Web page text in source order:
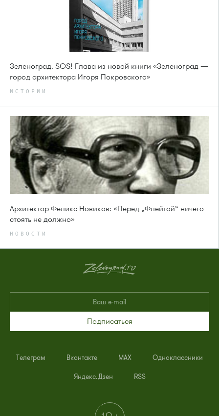
Зеленоград. SOS! Глава из новой книги «Зеленоград —
город архитектора Игоря Покровского»
ИСТОРИИ
Архитектор Феликс Новиков: «Перед „Флейтой“ ничего
стоять не должно»
НОВОСТИ
Подписаться
Телеграм Вконтакте MAX Одноклассники
Яндекс.Дзен RSS